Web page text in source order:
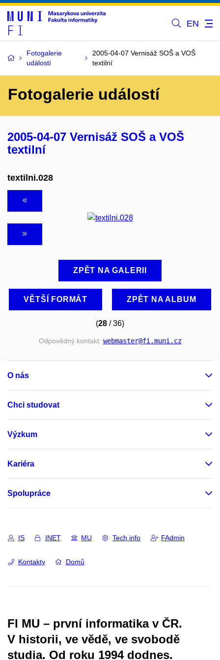
EN
Fotogalerie
událostí
2005-04-07 Vernisáž SOŠ a VOŠ
textilní
Fotogalerie událostí
2005-04-07 Vernisáž SOŠ a VOŠ
textilní
textilni.028
ZPĚT NA GALERII
VĚTŠÍ FORMÁT ZPĚT NA ALBUM
(28 / 36)
Odpovědný kontakt: webmaster@fi.muni.cz
O nás
Chci studovat
Výzkum
Kariéra
Spolupráce
IS INET MU Tech info FAdmin
Kontakty Domů
FI MU – první informatika v ČR.
V historii, ve vědě, ve svobodě
studia. Od roku 1994 dodnes.